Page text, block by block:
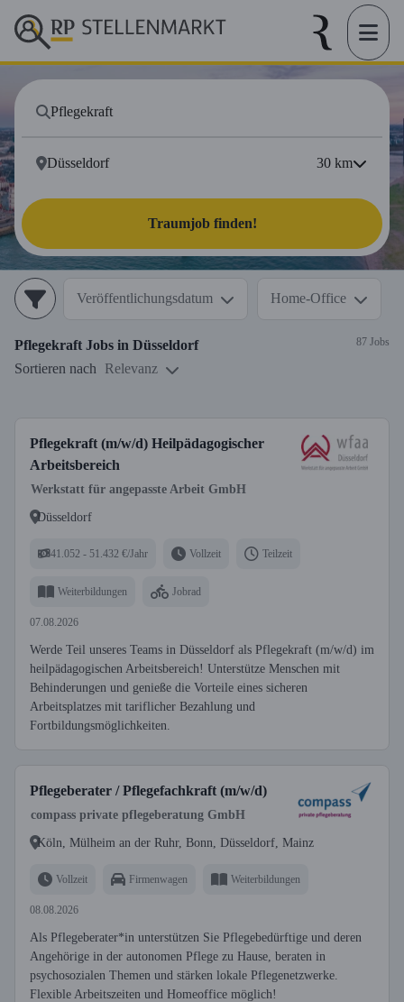
30 km
Traumjob finden!
Veröffentlichungsdatum Home-Office
Pflegekraft Jobs in Düsseldorf 87 Jobs
Sortieren nach Relevanz
Pflegekraft (m/w/d) Heilpädagogischer
Arbeitsbereich
Werkstatt für angepasste Arbeit GmbH
Düsseldorf
41.052 - 51.432 €/Jahr Vollzeit Teilzeit
Weiterbildungen Jobrad
07.08.2026
Werde Teil unseres Teams in Düsseldorf als Pflegekraft (m/w/d) im
heilpädagogischen Arbeitsbereich! Unterstütze Menschen mit
Behinderungen und genieße die Vorteile eines sicheren
Arbeitsplatzes mit tariflicher Bezahlung und
Fortbildungsmöglichkeiten.
Pflegeberater / Pflegefachkraft (m/w/d)
compass private pflegeberatung GmbH
Köln, Mülheim an der Ruhr, Bonn, Düsseldorf, Mainz
Vollzeit Firmenwagen Weiterbildungen
08.08.2026
Als Pflegeberater*in unterstützen Sie Pflegebedürftige und deren
Angehörige in der autonomen Pflege zu Hause, beraten in
psychosozialen Themen und stärken lokale Pflegenetzwerke.
Flexible Arbeitszeiten und Homeoffice möglich!